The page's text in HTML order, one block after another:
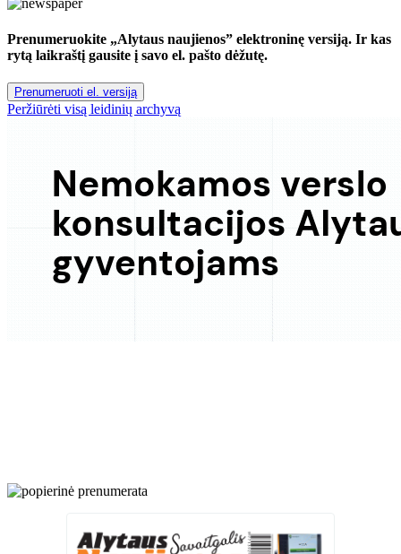
Prenumeruokite „Alytaus naujienos” elektroninę versiją. Ir kas
rytą laikraštį gausite į savo el. pašto dėžutę.
Prenumeruoti el. versiją
Peržiūrėti visą leidinių archyvą